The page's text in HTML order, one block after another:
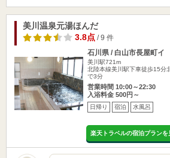
美川温泉元湯ほんだ
3.8点 / 9 件
石川県 / 白山市長屋町イ
美川駅721m
北陸本線美川駅下車徒歩15分
で3分
営業時間 10:00～22:30
入浴料金 500円～
日帰り 宿泊 水風呂
楽天トラベルの宿泊プランを